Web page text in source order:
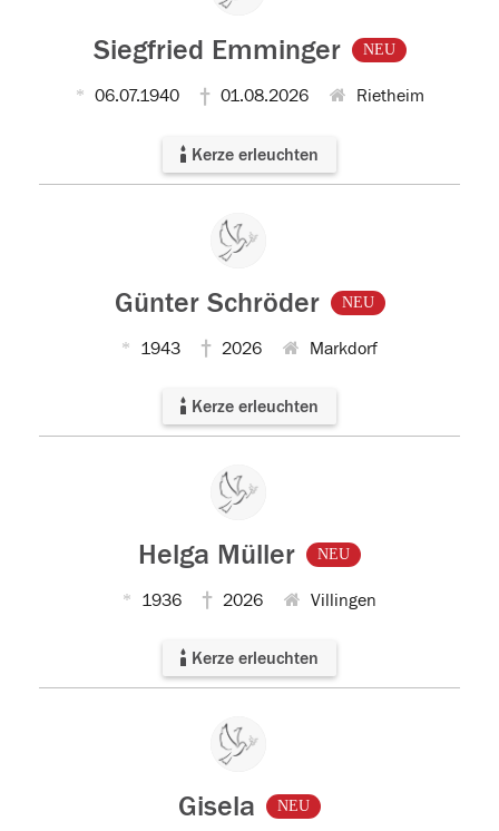
Siegfried Emminger NEU
06.07.1940 01.08.2026 Rietheim
Kerze erleuchten
Günter Schröder NEU
1943 2026 Markdorf
Kerze erleuchten
Helga Müller NEU
1936 2026 Villingen
Kerze erleuchten
Gisela NEU